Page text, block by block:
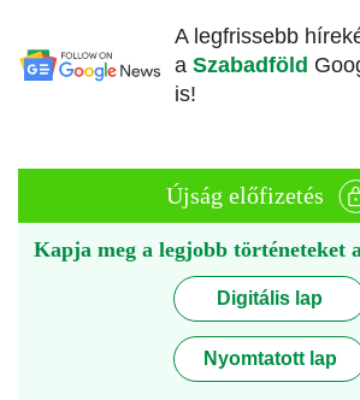
A legfrissebb
a Szabadföld
is!
Újság előfizetés
Kapja meg a legjobb történeteket
Digitális lap
Nyomtatott lap